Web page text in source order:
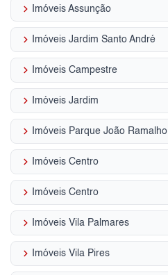
keyboard_arrow_right Imóveis Assunção
keyboard_arrow_right Imóveis Jardim Santo André
keyboard_arrow_right Imóveis Campestre
keyboard_arrow_right Imóveis Jardim
keyboard_arrow_right Imóveis Parque João Ramalho
keyboard_arrow_right Imóveis Centro
keyboard_arrow_right Imóveis Centro
keyboard_arrow_right Imóveis Vila Palmares
keyboard_arrow_right Imóveis Vila Pires